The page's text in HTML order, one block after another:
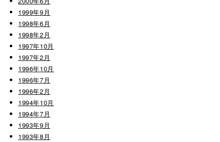
1999年9月
1998年6月
1998年2月
1997年10月
1997年2月
1996年10月
1996年7月
1996年2月
1994年10月
1994年7月
1993年9月
1993年8月